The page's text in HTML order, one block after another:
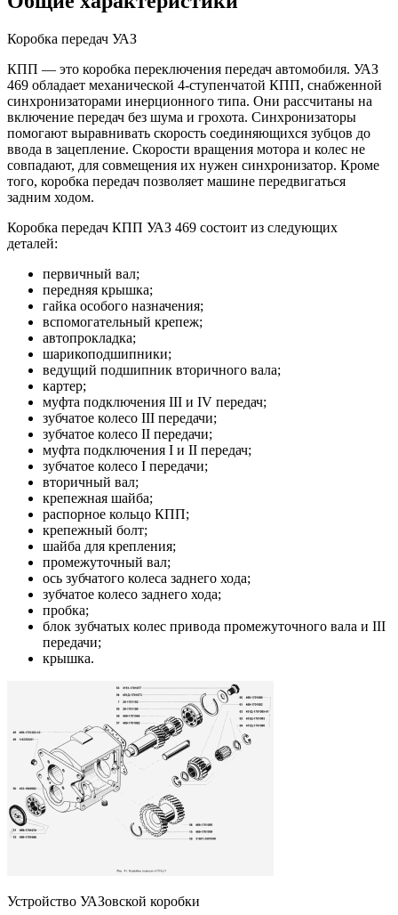
Коробка передач УАЗ
КПП — это коробка переключения передач автомобиля. УАЗ
469 обладает механической 4-ступенчатой КПП, снабженной
синхронизаторами инерционного типа. Они рассчитаны на
включение передач без шума и грохота. Синхронизаторы
помогают выравнивать скорость соединяющихся зубцов до
ввода в зацепление. Скорости вращения мотора и колес не
совпадают, для совмещения их нужен синхронизатор. Кроме
того, коробка передач позволяет машине передвигаться
задним ходом.
Коробка передач КПП УАЗ 469 состоит из следующих
деталей:
первичный вал;
передняя крышка;
гайка особого назначения;
вспомогательный крепеж;
автопрокладка;
шарикоподшипники;
ведущий подшипник вторичного вала;
картер;
муфта подключения III и IV передач;
зубчатое колесо III передачи;
зубчатое колесо II передачи;
муфта подключения I и II передач;
зубчатое колесо I передачи;
вторичный вал;
крепежная шайба;
распорное кольцо КПП;
крепежный болт;
шайба для крепления;
промежуточный вал;
ось зубчатого колеса заднего хода;
зубчатое колесо заднего хода;
пробка;
блок зубчатых колес привода промежуточного вала и III
передачи;
крышка.
Устройство УАЗовской коробки